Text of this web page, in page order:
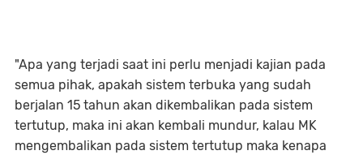
"Apa yang terjadi saat ini perlu menjadi kajian pada
semua pihak, apakah sistem terbuka yang sudah
berjalan 15 tahun akan dikembalikan pada sistem
tertutup, maka ini akan kembali mundur, kalau MK
mengembalikan pada sistem tertutup maka kenapa